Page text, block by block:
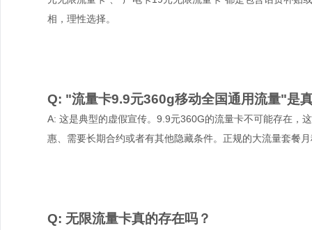
相，理性选择。
Q: "流量卡9.9元360g移动全国通用流量"是
A: 这是典型的虚假宣传。9.9元360G的流量卡不可能存在，
惠、需要长期合约或者有其他隐藏条件。正规的大流量套餐
Q: 无限流量卡真的存在吗？